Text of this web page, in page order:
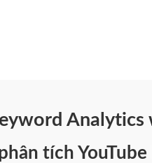
Analytics
tích